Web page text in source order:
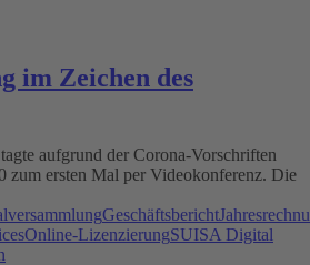
im Zeichen des
aufgrund der Corona-Vorschriften
zum ersten Mal per Videokonferenz. Die
Geschäftsbericht
Online-LizenzierungSUISA Digital